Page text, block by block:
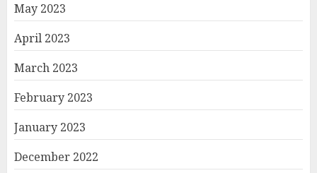
May 2023
April 2023
March 2023
February 2023
January 2023
December 2022